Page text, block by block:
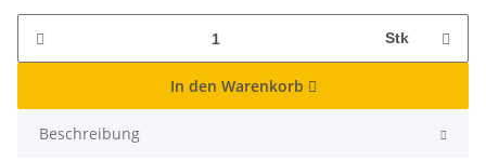
Stk
In den Warenkorb
Beschreibung